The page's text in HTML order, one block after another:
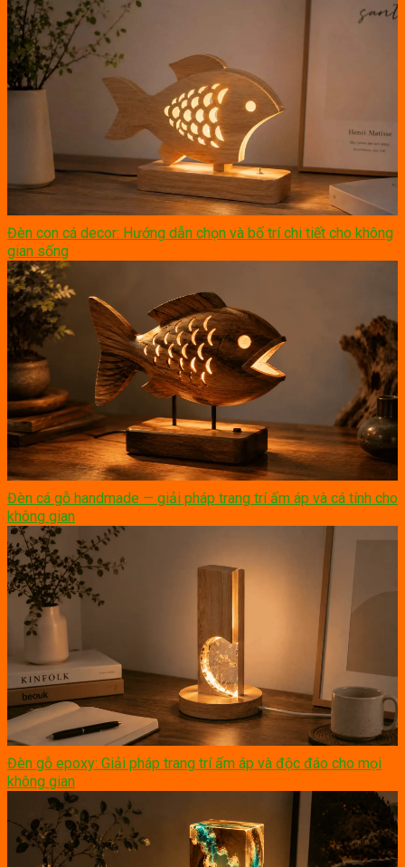
Đèn con cá decor: Hướng dẫn chọn và bố trí chi tiết cho không
gian sống
Đèn cá gỗ handmade — giải pháp trang trí ấm áp và cá tính cho
không gian
Đèn gỗ epoxy: Giải pháp trang trí ấm áp và độc đáo cho mọi
không gian